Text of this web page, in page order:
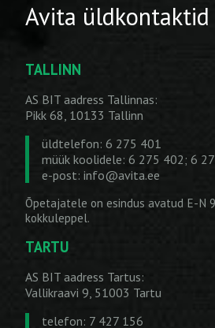
Avita üldkontaktid
TALLINN
AS BIT aadress Tallinnas:
Pikk 68, 10133 Tallinn
üldtelefon: 6 275 401
müük koolidele: 6 275 402; 6
e-post: info@avita.ee
Õpetajatele on esindus avatud E-N
kokkuleppel.
TARTU
AS BIT aadress Tartus:
Vallikraavi 9, 51003 Tartu
telefon: 7 427 156